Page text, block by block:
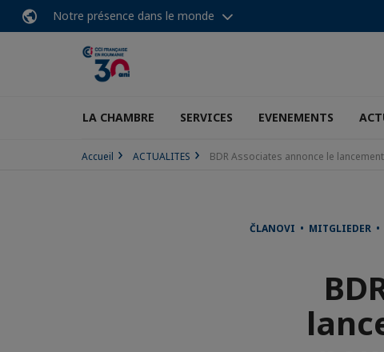
Notre présence dans le monde
LA CHAMBRE SERVICES EVENEMENTS
Accueil ACTUALITES BDR Associates annonce le
ČLANOVI • MITGLIEDER